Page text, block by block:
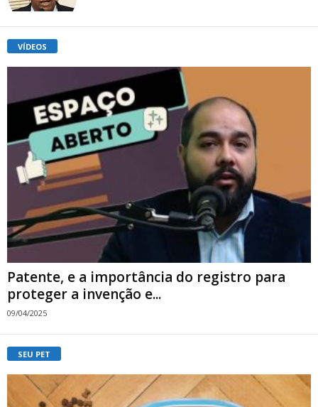
VÍDEOS
Patente, e a importância do registro para
proteger a invenção e...
09/04/2025
SEU PET